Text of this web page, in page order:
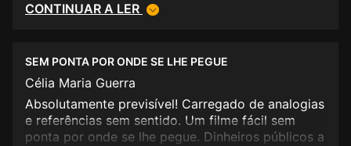
CONTINUAR A LER
SEM PONTA POR ONDE SE LHE PEGUE
Célia Maria Guerra
Absolutamente previsível! Carregado de analogias
e referências sem sentido. Um filme fácil sem
ponta por onde se lhe pegue. Dinheiros públicos a